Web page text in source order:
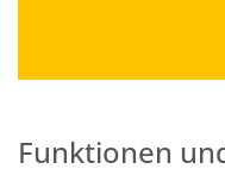
Funktionen